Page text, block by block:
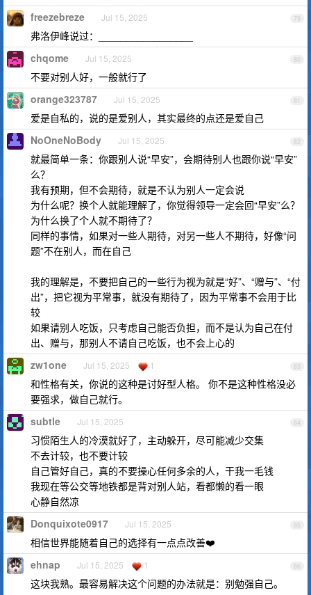
79
freezebreze Jul 15, 2025
弗洛伊峰说过：_________________
80
chqome Jul 15, 2025
不要对别人好，一般就行了
81
orange323787 Jul 15, 2025
爱是自私的，说的是爱别人，其实最终的点还是爱自己
82
NoOneNoBody Jul 15, 2025
就最简单一条：你跟别人说“早安”，会期待别人也跟你说“早安”
么？
我有预期，但不会期待，就是不认为别人一定会说
为什么呢？换个人就能理解了，你觉得领导一定会回“早安”么？
为什么换了个人就不期待了？
同样的事情，如果对一些人期待，对另一些人不期待，好像“问
题”不在别人，而在自己
我的理解是，不要把自己的一些行为视为就是“好”、“赠与”、“付
出”，把它视为平常事，就没有期待了，因为平常事不会用于比
较
如果请别人吃饭，只考虑自己能否负担，而不是认为自己在付
出、赠与，那别人不请自己吃饭，也不会上心的
83
zw1one Jul 15, 2025 1
和性格有关，你说的这种是讨好型人格。 你不是这种性格没必
要强求，做自己就行。
84
subtle Jul 15, 2025
习惯陌生人的冷漠就好了，主动躲开，尽可能减少交集
不去计较，也不要计较
自己管好自己，真的不要操心任何多余的人，干我一毛钱
我现在等公交等地铁都是背对别人站，看都懒的看一眼
心静自然凉
85
Donquixote0917 Jul 15, 2025
相信世界能随着自己的选择有一点点改善❤️
86
ehnap Jul 15, 2025 1
这块我熟。最容易解决这个问题的办法就是：别勉强自己。